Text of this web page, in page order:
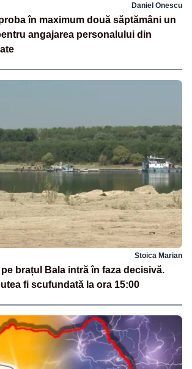
Daniel Onescu
în maximum două săptămâni un
angajarea personalului din
Stoica Marian
brațul Bala intră în faza decisivă.
fi scufundată la ora 15:00